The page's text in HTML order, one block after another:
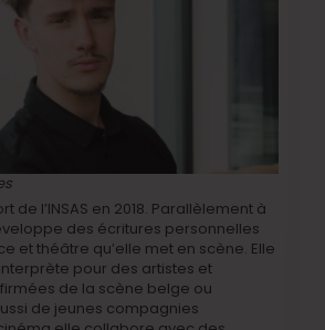
de l’INSAS en 2018. Parallèlement à
des écritures personnelles
et théâtre qu’elle met en scène. Elle
pour des artistes et
de la scène belge ou
de jeunes compagnies